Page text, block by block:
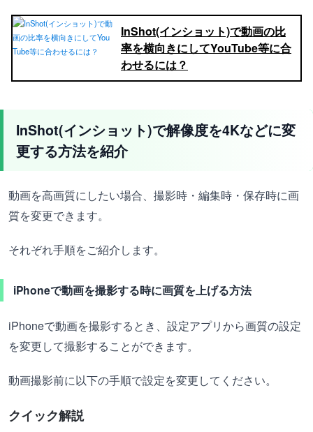
InShot(インショット)で動画の比
率を横向きにしてYouTube等に合
わせるには？
InShot(インショット)で解像度を4Kなどに変
更する方法を紹介
動画を高画質にしたい場合、撮影時・編集時・保存時に画
質を変更できます。
それぞれ手順をご紹介します。
iPhoneで動画を撮影する時に画質を上げる方法
iPhoneで動画を撮影するとき、設定アプリから画質の設定
を変更して撮影することができます。
動画撮影前に以下の手順で設定を変更してください。
クイック解説